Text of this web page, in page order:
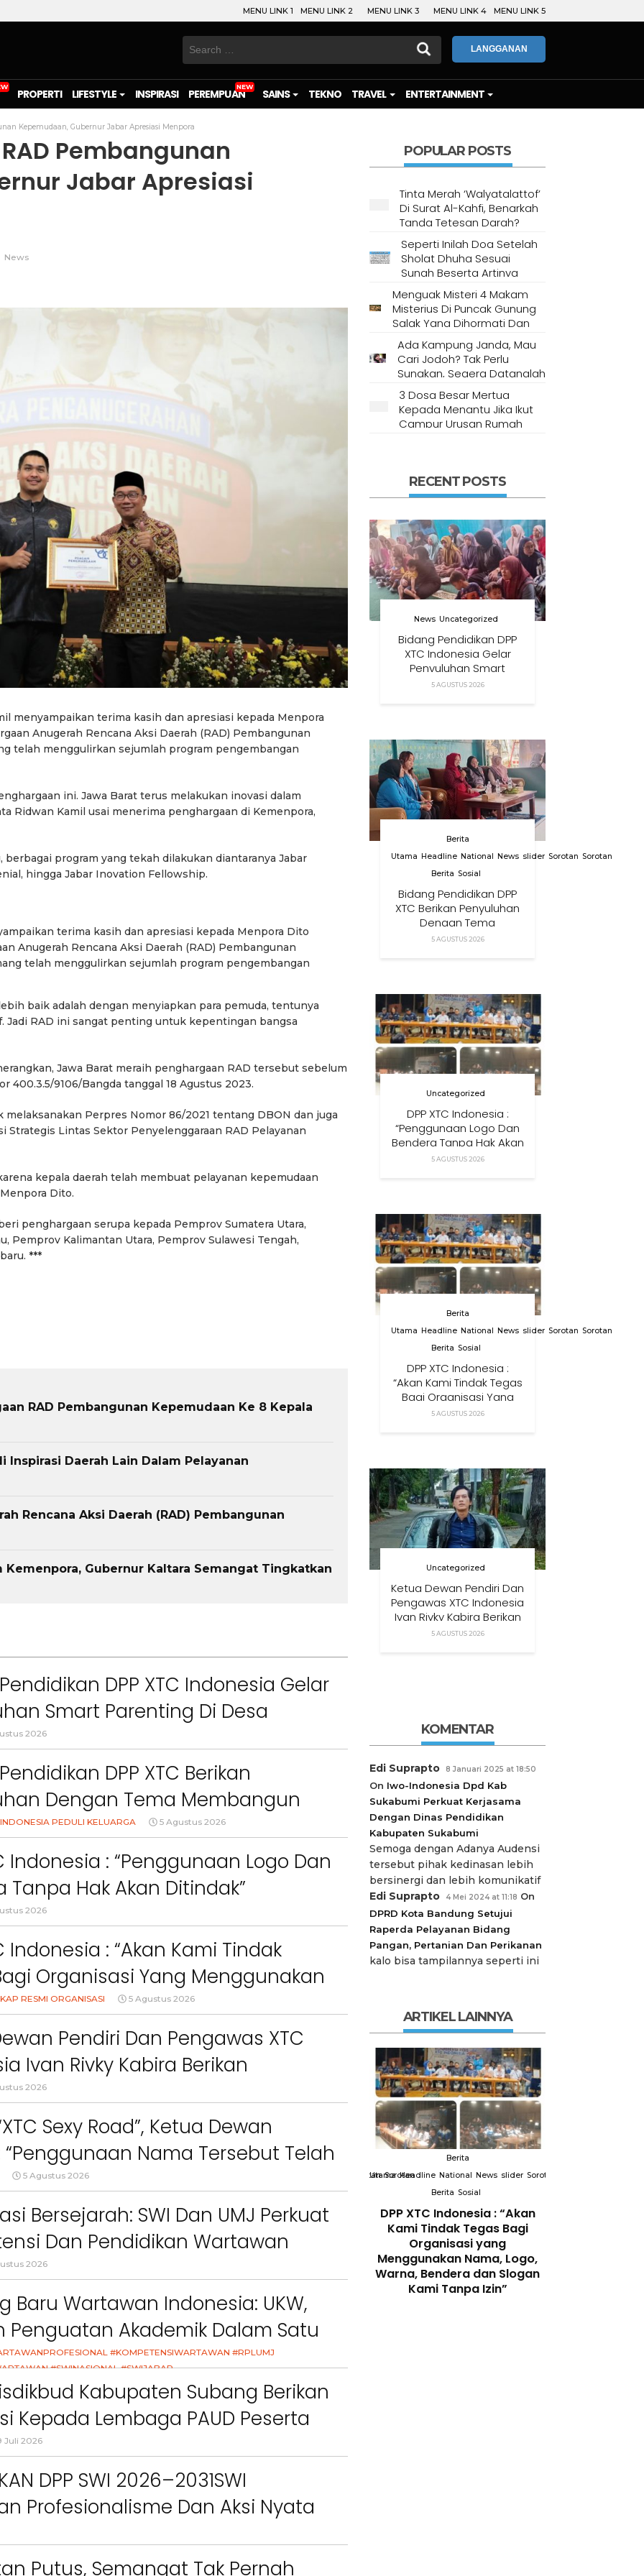
MENU LINK 1 MENU LINK 2 MENU LINK 3 MENU LINK 4 MENU LINK 5
Search
LANGGANAN
PROPERTI LIFESTYLE INSPIRASI PEREMPUAN SAINS TEKNO TRAVEL ENTERTAINMENT
Kepemudaan, Gubernur Jabar Apresiasi Menpora
Pembangunan
Jabar Apresiasi
News
menyampaikan terima kasih dan apresiasi kepada Menpora
Anugerah Rencana Aksi Daerah (RAD) Pembangunan
telah menggulirkan sejumlah program pengembangan
ini. Jawa Barat terus melakukan inovasi dalam
Ridwan Kamil usai menerima penghargaan di Kemenpora,
program yang tekah dilakukan diantaranya Jabar
hingga Jabar Inovation Fellowship.
terima kasih dan apresiasi kepada Menpora Dito
Anugerah Rencana Aksi Daerah (RAD) Pembangunan
telah menggulirkan sejumlah program pengembangan
baik adalah dengan menyiapkan para pemuda, tentunya
RAD ini sangat penting untuk kepentingan bangsa
Jawa Barat meraih penghargaan RAD tersebut sebelum
400.3.5/9106/Bangda tanggal 18 Agustus 2023.
Perpres Nomor 86/2021 tentang DBON dan juga
Lintas Sektor Penyelenggaraan RAD Pelayanan
kepala daerah telah membuat pelayanan kepemudaan
Dito.
penghargaan serupa kepada Pemprov Sumatera Utara,
Pemprov Kalimantan Utara, Pemprov Sulawesi Tengah,
***
RAD Pembangunan Kepemudaan Ke 8 Kepala
Inspirasi Daerah Lain Dalam Pelayanan
Rencana Aksi Daerah (RAD) Pembangunan
Kemenpora, Gubernur Kaltara Semangat Tingkatkan
DPP XTC Indonesia Gelar
Smart Parenting Di Desa
KBB
2026
DPP XTC Berikan
Dengan Tema Membangun
Tua Dalam Menjaga
Anak Di Era Digital
PEDULI KELUARGA 5 Agustus 2026
Indonesia : “Penggunaan Logo Dan
Tanpa Hak Akan Ditindak”
2026
Indonesia : “Akan Kami Tindak
Organisasi Yang Menggunakan
Warna, Bendera Dan Slogan
Izin”
RESMI ORGANISASI 5 Agustus 2026
Pendiri Dan Pengawas XTC
Ivan Rivky Kabira Berikan
Sikap Terkait “XTC Sexy Road”
2026
Sexy Road”, Ketua Dewan
“Penggunaan Nama Tersebut Telah
Ketentuan Perundang-
5 Agustus 2026
Bersejarah: SWI Dan UMJ Perkuat
Dan Pendidikan Wartawan
2026
Baru Wartawan Indonesia: UKW,
Penguatan Akademik Dalam Satu
#KOMPETENSIWARTAWAN #RPLUMJ
#SWINASIONAL #SWIJABAR
Kabupaten Subang Berikan
Kepada Lembaga PAUD Peserta
MPLS Dan G7KAIH
Juli 2026
DPP SWI 2026–2031SWI
Profesionalisme Dan Aksi Nyata
Impact
Putus, Semangat Tak Pernah
POPULAR POSTS
Tinta Merah ‘Walyatalattof’
Di Surat Al-Kahfi, Benarkah
Tanda Tetesan Darah?
Seperti Inilah Doa Setelah
Sholat Dhuha Sesuai
Sunah Beserta Artinya
Menguak Misteri 4 Makam
Misterius Di Puncak Gunung
Salak Yang Dihormati Dan
Dianggap Tempat Suci Oleh
Masyarakat Setempat
Ada Kampung Janda, Mau
Cari Jodoh? Tak Perlu
Sungkan, Segera Datanglah
Ke Desa Ini
3 Dosa Besar Mertua
Kepada Menantu Jika Ikut
Campur Urusan Rumah
RECENT POSTS
News Uncategorized
Bidang Pendidikan DPP
XTC Indonesia Gelar
Penyuluhan Smart
Parenting Di Desa
5 AGUSTUS 2026
Berita
Utama
Headline National News slider Sorotan Sorotan
Berita Sosial
Bidang Pendidikan DPP
XTC Berikan Penyuluhan
Dengan Tema
Membangun Peran
5 AGUSTUS 2026
Uncategorized
DPP XTC Indonesia :
“Penggunaan Logo Dan
Bendera Tanpa Hak Akan
Ditindak”
5 AGUSTUS 2026
Berita
Utama
Headline National News slider Sorotan Sorotan
Berita Sosial
DPP XTC Indonesia :
“Akan Kami Tindak Tegas
Bagi Organisasi Yang
Menggunakan Nama,
5 AGUSTUS 2026
Uncategorized
Ketua Dewan Pendiri Dan
Pengawas XTC Indonesia
Ivan Rivky Kabira Berikan
Peryataan Sikap Terkait
5 AGUSTUS 2026
KOMENTAR
Edi Suprapto 8 Januari 2025 at 18:50
On Iwo-Indonesia Dpd Kab
Sukabumi Perkuat Kerjasama
Dengan Dinas Pendidikan
Kabupaten Sukabumi
Semoga dengan Adanya Audensi
tersebut pihak kedinasan lebih
bersinergi dan lebih komunikatif
Edi Suprapto
4 Mei 2024 at 11:18 On
DPRD Kota Bandung Setujui
Raperda Pelayanan Bidang
Pangan, Pertanian Dan Perikanan
kalo bisa tampilannya seperti ini
ARTIKEL LAINNYA
Sorotan Sorotan
Berita
Utama Headline National
Berita
Empat Tahun Janji Membeku,
Sawah Rusak: Ahli Waris
Tagih Tanggung Jawab
Pemkab Bandung Barat
Berita
Sorotan Sorotan
Berita Sosial
Bidang Pendidikan DPP XTC
Tema Membangun Peran
Berita
Utama Headline National News slider Sorotan
Berita Sosial
DPP XTC Indonesia : “Akan
Kami Tindak Tegas Bagi
Organisasi yang
Menggunakan Nama, Logo,
Warna, Bendera dan Slogan
Kami Tanpa Izin”